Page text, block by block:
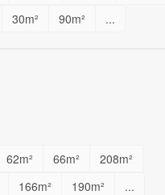
30m² 90m² ...
62m² 66m²
208m²
166m² 190m² ...